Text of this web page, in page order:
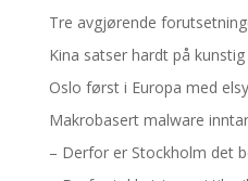
Tre avgjørende
Kina satser hardt på
Oslo først i Europa med
Makrobasert malware
– Derfor er Stockholm det